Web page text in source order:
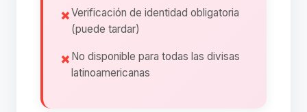
Verificación de identidad obligatoria
(puede tardar)
No disponible para todas las divisas
latinoamericanas